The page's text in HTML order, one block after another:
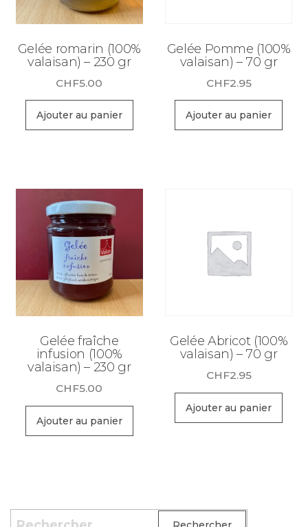
Gelée romarin (100%
valaisan) – 230 gr
CHF5.00
Ajouter au panier
Gelée Pomme (100%
valaisan) – 70 gr
CHF2.95
Ajouter au panier
Gelée fraîche
infusion (100%
valaisan) – 230 gr
CHF5.00
Ajouter au panier
Gelée Abricot (100%
valaisan) – 70 gr
CHF2.95
Ajouter au panier
Rechercher :